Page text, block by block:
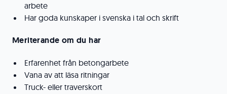
arbete
Har goda kunskaper i svenska i tal och skrift
Meriterande om du har
Erfarenhet från betongarbete
Vana av att läsa ritningar
Truck- eller traverskort